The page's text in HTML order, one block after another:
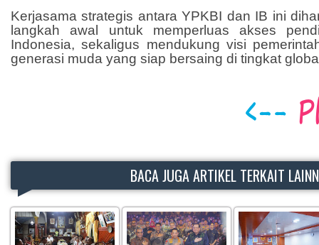
Kerjasama strategis antara YPKBI dan IB ini
langkah awal untuk memperluas akses
Indonesia, sekaligus mendukung visi
generasi muda yang siap bersaing di tingkat
BACA JUGA ARTIKEL TERKAIT